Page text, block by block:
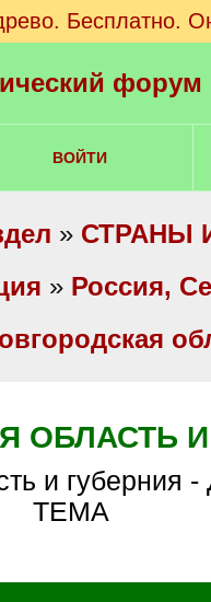
Бесплатно.
ВОЙТИ
» СТРАНЫ
» Россия,
ОБЛАСТЬ
ТЕМА